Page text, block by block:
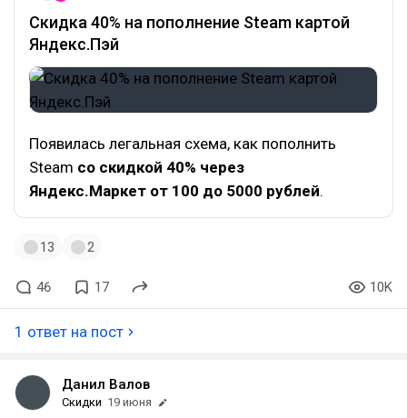
Скидка 40% на пополнение Steam картой
Яндекс.Пэй
Появилась легальная схема, как пополнить
Steam со скидкой 40% через
Яндекс.Маркет от 100 до 5000 рублей.
13 2
46 17 10K
1 ответ на пост
Данил Валов
Скидки 19 июня